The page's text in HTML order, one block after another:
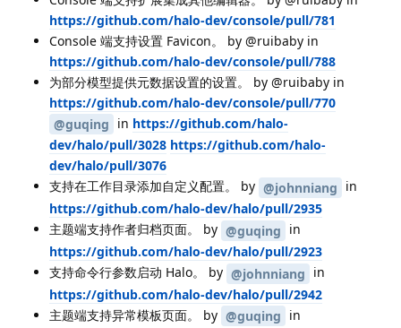
https://github.com/halo-dev/console/pull/781
Console 端支持设置 Favicon。 by @ruibaby in
https://github.com/halo-dev/console/pull/788
为部分模型提供元数据设置的设置。 by @ruibaby in
https://github.com/halo-dev/console/pull/770
@guqing in https://github.com/halo-
dev/halo/pull/3028 https://github.com/halo-
dev/halo/pull/3076
支持在工作目录添加自定义配置。 by @johnniang in
https://github.com/halo-dev/halo/pull/2935
主题端支持作者归档页面。 by @guqing in
https://github.com/halo-dev/halo/pull/2923
支持命令行参数启动 Halo。 by @johnniang in
https://github.com/halo-dev/halo/pull/2942
主题端支持异常模板页面。 by @guqing in